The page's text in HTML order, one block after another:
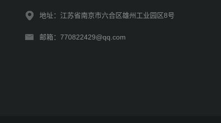
地址：江苏省南京市六合区雄州工业园区8号
邮箱：770822429@qq.com